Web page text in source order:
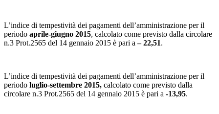
L’indice di tempestività dei pagamenti dell’amministrazione per il
periodo aprile-giugno 2015, calcolato come previsto dalla circolare
n.3 Prot.2565 del 14 gennaio 2015 è pari a – 22,51.
L’indice di tempestività dei pagamenti dell’amministrazione per il
periodo luglio-settembre 2015, calcolato come previsto dalla
circolare n.3 Prot.2565 del 14 gennaio 2015 è pari a -13,95.